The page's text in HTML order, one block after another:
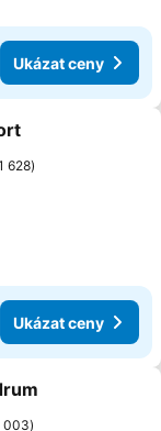
Ukázat ceny
oblíbených
628
Ukázat ceny
oblíbených
003